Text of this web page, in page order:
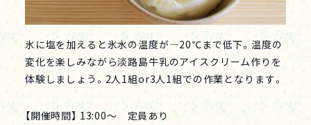
氷に塩を加えると氷水の温度が―20℃まで低下。温度の
変化を楽しみながら淡路島牛乳のアイスクリーム作りを
体験しましょう。2人1組or3人1組での作業となります。
【開催時間】 13:00～ 定員あり